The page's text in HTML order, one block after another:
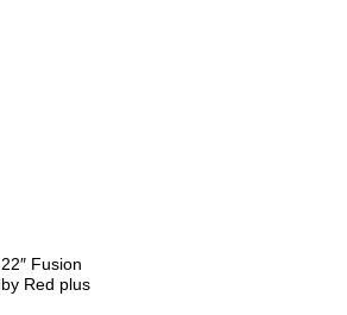
Fusion
Red plus